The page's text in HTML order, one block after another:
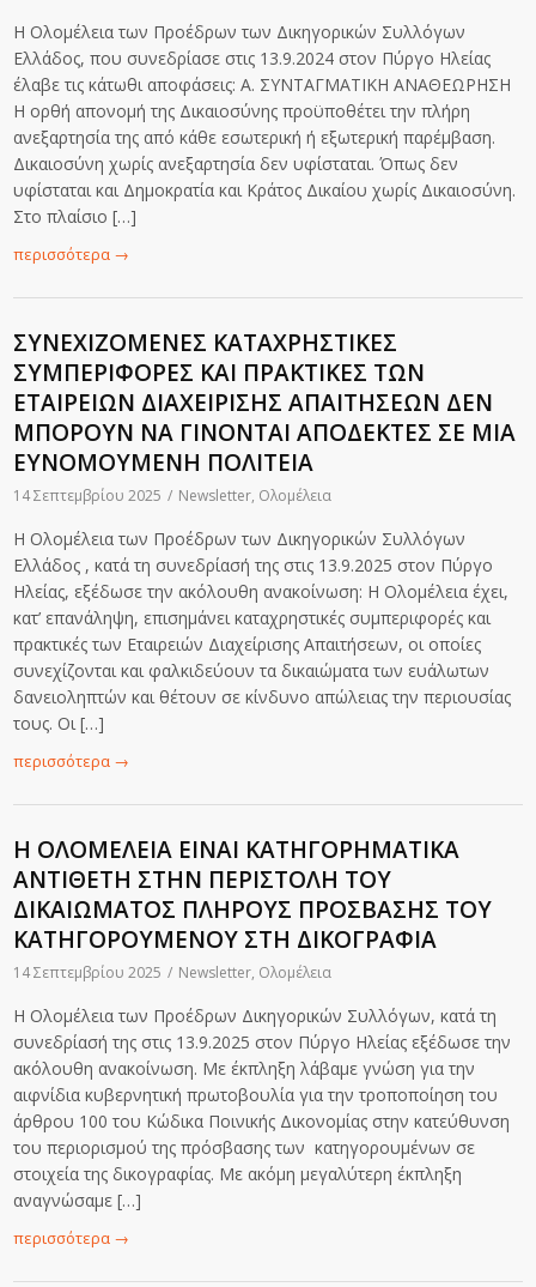
Η Ολομέλεια των Προέδρων των Δικηγορικών Συλλόγων
Ελλάδος, που συνεδρίασε στις 13.9.2024 στον Πύργο Ηλείας
έλαβε τις κάτωθι αποφάσεις: Α. ΣΥΝΤΑΓΜΑΤΙΚΗ ΑΝΑΘΕΩΡΗΣΗ
Η ορθή απονομή της Δικαιοσύνης προϋποθέτει την πλήρη
ανεξαρτησία της από κάθε εσωτερική ή εξωτερική παρέμβαση.
Δικαιοσύνη χωρίς ανεξαρτησία δεν υφίσταται. Όπως δεν
υφίσταται και Δημοκρατία και Κράτος Δικαίου χωρίς Δικαιοσύνη.
Στο πλαίσιο […]
περισσότερα →
ΣΥΝΕΧΙΖΟΜΕΝΕΣ ΚΑΤΑΧΡΗΣΤΙΚΕΣ
ΣΥΜΠΕΡΙΦΟΡΕΣ ΚΑΙ ΠΡΑΚΤΙΚΕΣ ΤΩΝ
ΕΤΑΙΡΕΙΩΝ ΔΙΑΧΕΙΡΙΣΗΣ ΑΠΑΙΤΗΣΕΩΝ ΔΕΝ
ΜΠΟΡΟΥΝ ΝΑ ΓΙΝΟΝΤΑΙ ΑΠΟΔΕΚΤΕΣ ΣΕ ΜΙΑ
ΕΥΝΟΜΟΥΜΕΝΗ ΠΟΛΙΤΕΙΑ
14 Σεπτεμβρίου 2025 / Newsletter, Ολομέλεια
Η Ολομέλεια των Προέδρων των Δικηγορικών Συλλόγων
Ελλάδος , κατά τη συνεδρίασή της στις 13.9.2025 στον Πύργο
Ηλείας, εξέδωσε την ακόλουθη ανακοίνωση: Η Ολομέλεια έχει,
κατ’ επανάληψη, επισημάνει καταχρηστικές συμπεριφορές και
πρακτικές των Εταιρειών Διαχείρισης Απαιτήσεων, οι οποίες
συνεχίζονται και φαλκιδεύουν τα δικαιώματα των ευάλωτων
δανειοληπτών και θέτουν σε κίνδυνο απώλειας την περιουσίας
τους. Οι […]
περισσότερα →
Η ΟΛΟΜΕΛΕΙΑ ΕΙΝΑΙ ΚΑΤΗΓΟΡΗΜΑΤΙΚΑ
ΑΝΤΙΘΕΤΗ ΣΤΗΝ ΠΕΡΙΣΤΟΛΗ ΤΟΥ
ΔΙΚΑΙΩΜΑΤΟΣ ΠΛΗΡΟΥΣ ΠΡΟΣΒΑΣΗΣ ΤΟΥ
ΚΑΤΗΓΟΡΟΥΜΕΝΟΥ ΣΤΗ ΔΙΚΟΓΡΑΦΙΑ
14 Σεπτεμβρίου 2025 / Newsletter, Ολομέλεια
H Ολομέλεια των Προέδρων Δικηγορικών Συλλόγων, κατά τη
συνεδρίασή της στις 13.9.2025 στον Πύργο Ηλείας εξέδωσε την
ακόλουθη ανακοίνωση. Με έκπληξη λάβαμε γνώση για την
αιφνίδια κυβερνητική πρωτοβουλία για την τροποποίηση του
άρθρου 100 του Κώδικα Ποινικής Δικονομίας στην κατεύθυνση
του περιορισμού της πρόσβασης των κατηγορουμένων σε
στοιχεία της δικογραφίας. Με ακόμη μεγαλύτερη έκπληξη
αναγνώσαμε […]
περισσότερα →